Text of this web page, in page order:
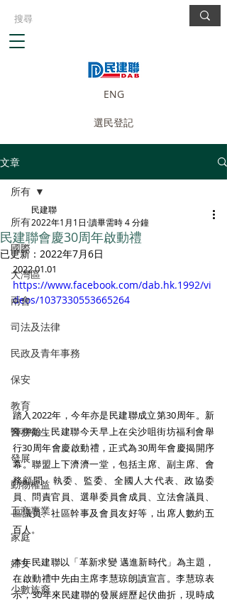
ENG
選民登記
文章
所有
國際
大灣區
兩會
司法及法律
民政及青年事務
保安
教育
醫務衛生
發展
動物權益
工商專業
家庭
婦女
少數族裔
所有
民建聯會慶30周年啟動禮
民建聯
2022年1月1日 讀畢需時 4 分鐘
已更新： 2022年7月6日
2022.01.01
https://www.facebook.com/dab.hk.1992/vi
deos/1037330553665264
踏入2022年，今年亦是民建聯成立第30周年。新
年伊始，民建聯今天早上在尖沙咀街坊福利會舉
行30周年會慶啟動禮，正式為30周年會慶揭開序
幕。聯盟上下濟濟一堂，包括主席、副主席、會
務顧問、執委、監委、全國人大代表、政協委
員、問責官員、選舉委員會成員、立法會議員、
區議員、社區幹事及會員友好等，出席人數約五
百人。
本年民建聯以「革新求變 邁進新時代」為主題，
在啟動禮中先由主席李慧琼朗讀宣言。李慧琼表
示，30年來民建聯的發展經歷起伏曲折，現時成